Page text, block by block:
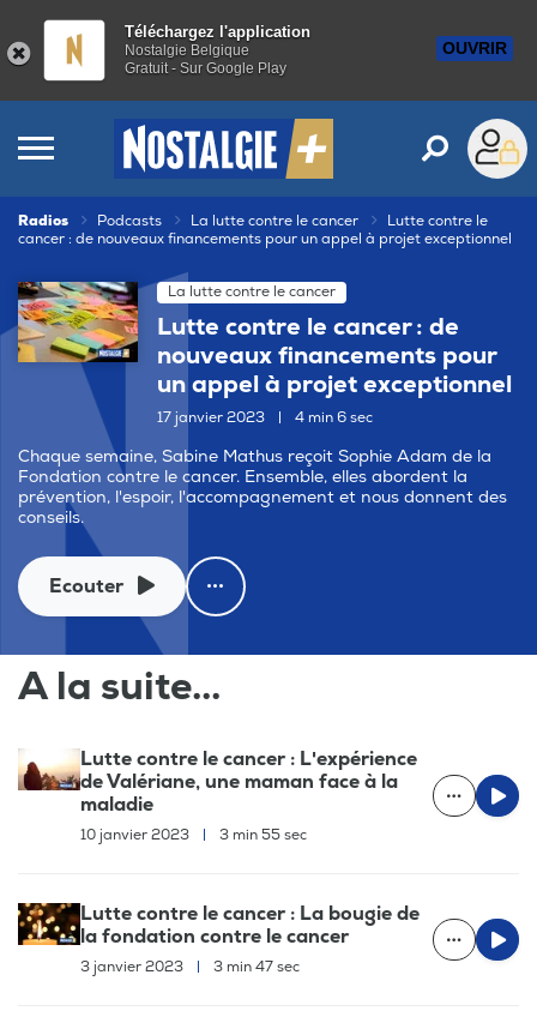
Téléchargez l'application
Nostalgie Belgique
Gratuit - Sur Google Play
OUVRIR
Radios Podcasts La lutte contre le cancer
Lutte contre le
cancer : de nouveaux financements pour un appel à projet exceptionnel
La lutte contre le cancer
Lutte contre le cancer : de
nouveaux financements pour
un appel à projet exceptionnel
17 janvier 2023 4 min 6 sec
Chaque semaine, Sabine Mathus reçoit Sophie Adam de la
Fondation contre le cancer. Ensemble, elles abordent la
prévention, l'espoir, l'accompagnement et nous donnent des
conseils.
Ecouter
A la suite...
Lutte contre le cancer : L'expérience
de Valériane, une maman face à la
maladie
10 janvier 2023 | 3 min 55 sec
Lutte contre le cancer : La bougie de
la fondation contre le cancer
3 janvier 2023 | 3 min 47 sec